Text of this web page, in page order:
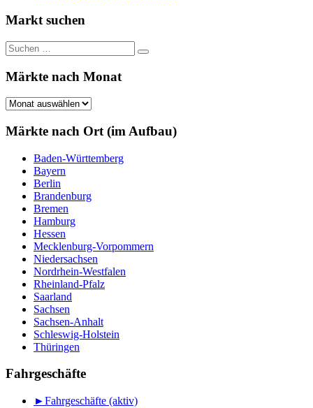
Markt suchen
Suchen
nach:
Suchen
Märkte nach Monat
Märkte
Monat
Märkte nach Ort (im Aufbau)
Baden-Württemberg
Bayern
Berlin
Brandenburg
Bremen
Hamburg
Hessen
Mecklenburg-Vorpommern
Niedersachsen
Nordrhein-Westfalen
Rheinland-Pfalz
Saarland
Sachsen
Sachsen-Anhalt
Schleswig-Holstein
Thüringen
Fahrgeschäfte
►Fahrgeschäfte (aktiv)